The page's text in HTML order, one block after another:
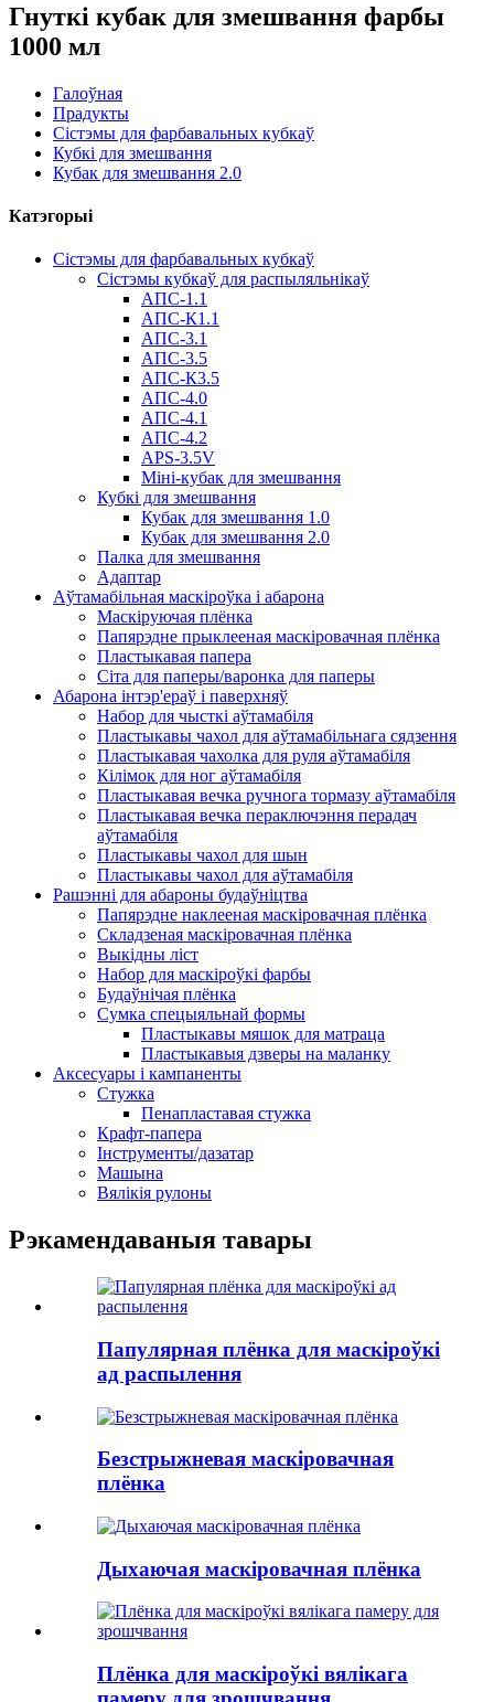
Гнуткі кубак для змешвання фарбы
1000 мл
Галоўная
Прадукты
Сістэмы для фарбавальных кубкаў
Кубкі для змешвання
Кубак для змешвання 2.0
Катэгорыі
Сістэмы для фарбавальных кубкаў
Сістэмы кубкаў для распыляльнікаў
АПС-1.1
АПС-К1.1
АПС-3.1
АПС-3.5
АПС-К3.5
АПС-4.0
АПС-4.1
АПС-4.2
APS-3.5V
Міні-кубак для змешвання
Кубкі для змешвання
Кубак для змешвання 1.0
Кубак для змешвання 2.0
Палка для змешвання
Адаптар
Аўтамабільная маскіроўка і абарона
Маскіруючая плёнка
Папярэдне прыклееная маскіровачная плёнка
Пластыкавая папера
Сіта для паперы/варонка для паперы
Абарона інтэр'ераў і паверхняў
Набор для чысткі аўтамабіля
Пластыкавы чахол для аўтамабільнага сядзення
Пластыкавая чахолка для руля аўтамабіля
Кілімок для ног аўтамабіля
Пластыкавая вечка ручнога тормазу аўтамабіля
Пластыкавая вечка пераключэння перадач
аўтамабіля
Пластыкавы чахол для шын
Пластыкавы чахол для аўтамабіля
Рашэнні для абароны будаўніцтва
Папярэдне наклееная маскіровачная плёнка
Складзеная маскіровачная плёнка
Выкідны ліст
Набор для маскіроўкі фарбы
Будаўнічая плёнка
Сумка спецыяльнай формы
Пластыкавы мяшок для матраца
Пластыкавыя дзверы на маланку
Аксесуары і кампаненты
Стужка
Пенапластавая стужка
Крафт-папера
Інструменты/дазатар
Машына
Вялікія рулоны
Рэкамендаваныя тавары
Папулярная плёнка для маскіроўкі
ад распылення
Безстрыжневая маскіровачная
плёнка
Дыхаючая маскіровачная плёнка
Плёнка для маскіроўкі вялікага